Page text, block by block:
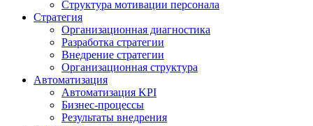
Структура мотивации персонала
Стратегия
Организационная диагностика
Разработка стратегии
Внедрение стратегии
Организационная структура
Автоматизация
Автоматизация KPI
Бизнес-процессы
Результаты внедрения